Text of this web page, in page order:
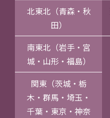
北東北（青森・秋
田）
南東北（岩手・宮
城・山形・福島）
関東（茨城・栃
木・群馬・埼玉・
千葉・東京・神奈